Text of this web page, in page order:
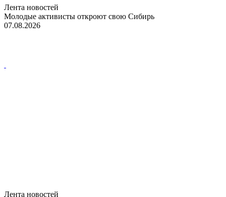
Лента новостей
Молодые активисты откроют свою Сибирь
07.08.2026
Лента новостей